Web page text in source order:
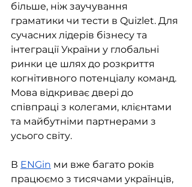
більше, ніж заучування
граматики чи тести в Quizlet. Для
сучасних лідерів бізнесу та
інтеграції України у глобальні
ринки це шлях до розкриття
когнітивного потенціалу команд.
Мова відкриває двері до
співпраці з колегами, клієнтами
та майбутніми партнерами з
усього світу.
В ENGin ми вже багато років
працюємо з тисячами українців,